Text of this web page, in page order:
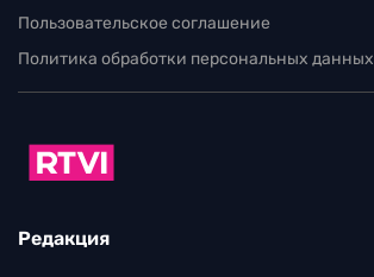
Пользовательское соглашение
Политика обработки персональных данных
Редакция